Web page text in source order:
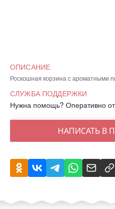
ОПИСАНИЕ
Роскошная корзина с ароматными
СЛУЖБА ПОДДЕРЖКИ
Нужна помощь? Оперативно
НАПИСАТЬ В